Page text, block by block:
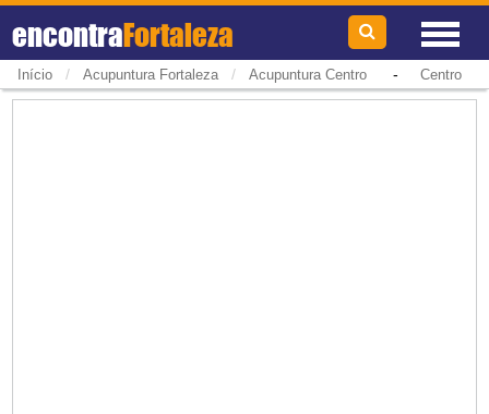
encontraFortaleza
Início / Acupuntura Fortaleza / Acupuntura Centro- Centro